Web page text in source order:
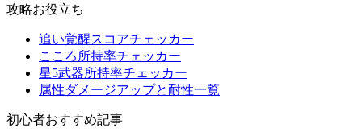
攻略お役立ち
追い覚醒スコアチェッカー
こころ所持率チェッカー
星5武器所持率チェッカー
属性ダメージアップと耐性一覧
初心者おすすめ記事